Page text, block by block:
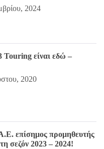
2024
είναι εδώ –
2020
επίσημος προμηθευτής
σεζόν 2023 – 2024!